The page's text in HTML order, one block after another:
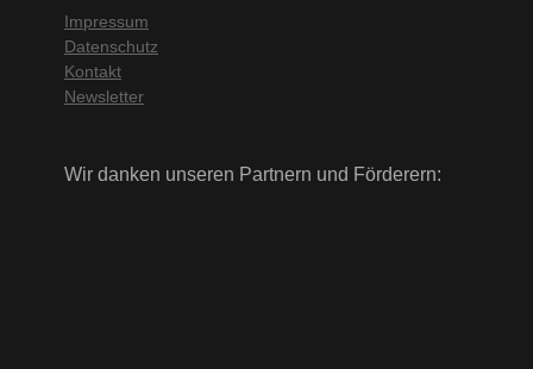
Impressum
Datenschutz
Kontakt
Newsletter
Wir danken unseren Partnern und Förderern: